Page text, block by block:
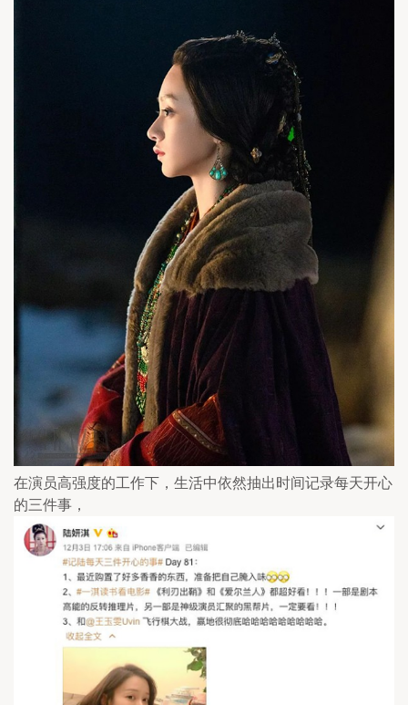
在演员高强度的工作下，生活中依然抽出时间记录每天开心
的三件事，